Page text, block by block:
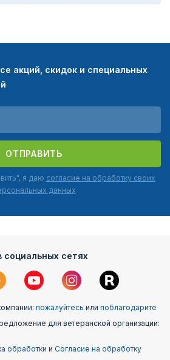
акций, скидок и специальных
ОТПРАВИТЬ
я даю согласие на обработку своих
данных
социальных сетях
пожалуйтесь или поблагодарите
для ветеранской организации:
обработки и Согласие на обработку